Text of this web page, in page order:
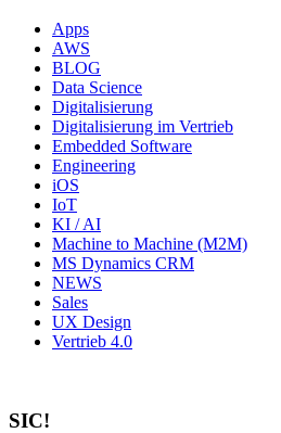
Apps
AWS
BLOG
Data Science
Digitalisierung
Digitalisierung im Vertrieb
Embedded Software
Engineering
iOS
IoT
KI / AI
Machine to Machine (M2M)
MS Dynamics CRM
NEWS
Sales
UX Design
Vertrieb 4.0
SIC!